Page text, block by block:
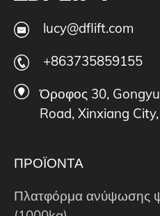
lucy@dflift.com
+863735859155
Όροφος 30,
Road, Xinxiang
ΠΡΟΪΟΝΤΑ
Πλατφόρμα ανύψωσης